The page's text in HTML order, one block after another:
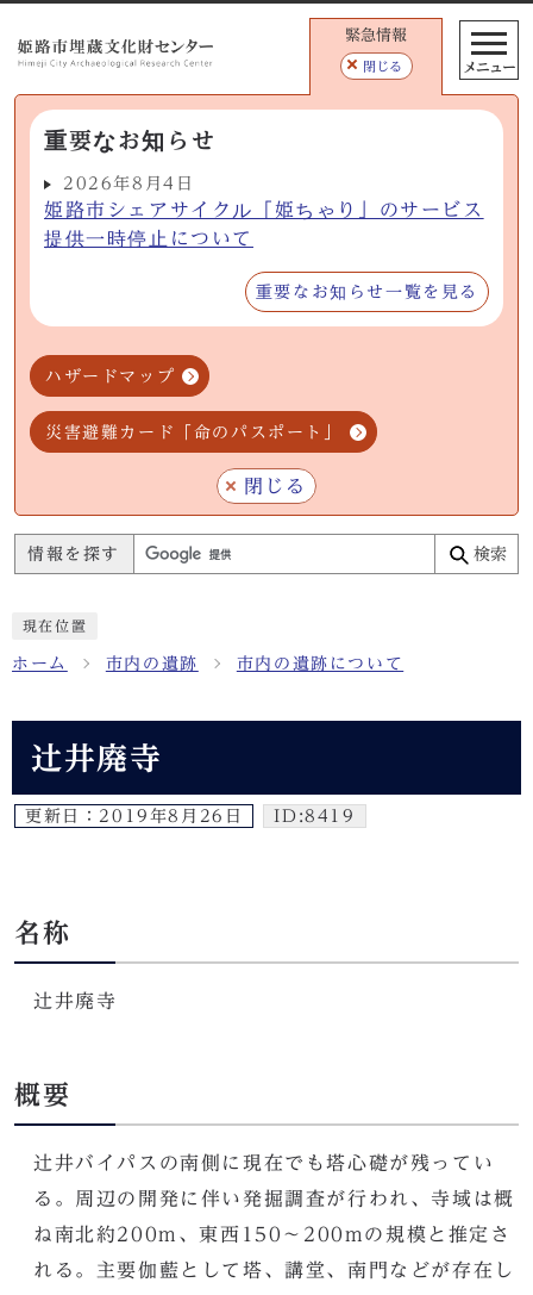
緊急情報
閉じる
重要なお知らせ
2026年8月4日
姫路市シェアサイクル「姫ちゃり」のサービス
提供一時停止について
重要なお知らせ一覧を見る
ハザードマップ
災害避難カード「命のパスポート」
閉じる
メニュー
情報を探す 検索
現在位置
ホーム 市内の遺跡 市内の遺跡について
辻井廃寺
更新日： 2019年8月26日 ID:8419
名称
辻井廃寺
概要
辻井バイパスの南側に現在でも塔心礎が残ってい
る。周辺の開発に伴い発掘調査が行われ、寺域は概
ね南北約200m、東西150～200mの規模と推定さ
れる。主要伽藍として塔、講堂、南門などが存在し